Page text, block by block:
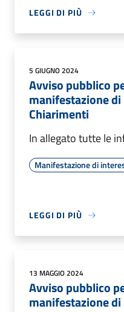
LEGGI DI PIÙ
5 GIUGNO 2024
Avviso pubblico
manifestazione di
Chiarimenti
In allegato tutte le
Manifestazione di
LEGGI DI PIÙ
13 MAGGIO 2024
Avviso pubblico
manifestazione di